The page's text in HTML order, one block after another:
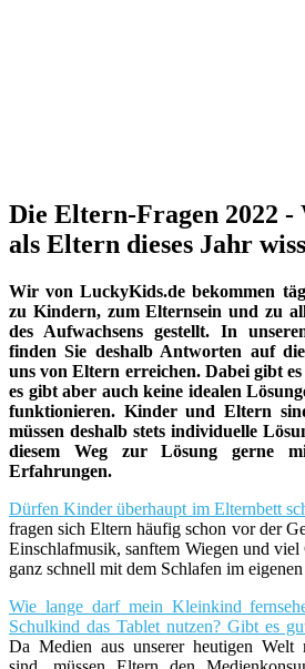
Die Eltern-Fragen 2022 -
als Eltern dieses Jahr
Wir von LuckyKids.de bekommen
zu Kindern, zum Elternsein und zu
des Aufwachsens gestellt. In
finden Sie deshalb Antworten auf
uns von Eltern erreichen. Dabei gibt
es gibt aber auch keine idealen
funktionieren. Kinder und Eltern
müssen deshalb stets individuelle
diesem Weg zur Lösung gerne
Erfahrungen.
Dürfen Kinder überhaupt im Elternbett
fragen sich Eltern häufig schon vor der
Einschlafmusik, sanftem Wiegen und
ganz schnell mit dem Schlafen im
Wie lange darf mein Kleinkind
Schulkind das Tablet nutzen? Gibt es
Da Medien aus unserer heutigen Welt